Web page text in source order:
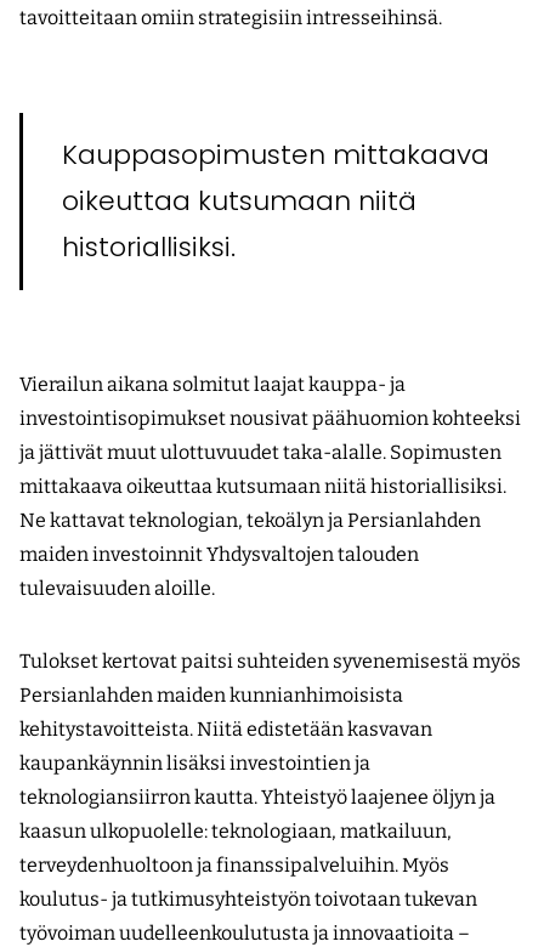
tavoitteitaan omiin strategisiin intresseihinsä.
Kauppasopimusten mittakaava
oikeuttaa kutsumaan niitä
historiallisiksi.
Vierailun aikana solmitut laajat kauppa- ja
investointisopimukset nousivat päähuomion kohteeksi
ja jättivät muut ulottuvuudet taka-alalle. Sopimusten
mittakaava oikeuttaa kutsumaan niitä historiallisiksi.
Ne kattavat teknologian, tekoälyn ja Persianlahden
maiden investoinnit Yhdysvaltojen talouden
tulevaisuuden aloille.
Tulokset kertovat paitsi suhteiden syve­nemisestä myös
Persianlahden maiden kunnianhimoisista
kehitystavoitteista. Niitä edistetään kasvavan
kaupankäynnin lisäksi investointien ja
teknologiansiirron kautta. Yhteistyö laajenee öljyn ja
kaasun ulkopuolelle: teknologiaan, matkailuun,
terveydenhuoltoon ja finanssipalveluihin. Myös
koulutus- ja tutkimusyhteistyön toivotaan tukevan
työvoiman uudelleenkoulutusta ja innovaatioita –